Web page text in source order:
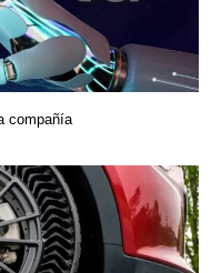
compañía